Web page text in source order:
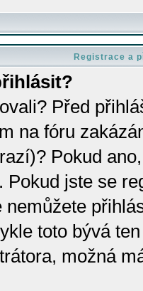
Registrace a
Před
na fóru
Pokud
Pokud jste se
nemůžete
toto bývá
možná